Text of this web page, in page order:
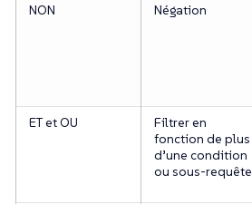
NON Négation
ET et OU
Filtrer en
fonction de plus
d’une condition
ou sous-requête